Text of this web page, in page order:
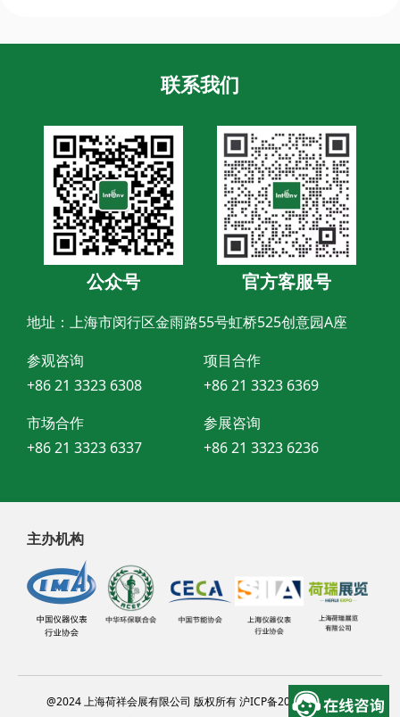
联系我们
公众号 官方客服号
地址：上海市闵行区金雨路55号虹桥525创意园A座
参观咨询
+86 21 3323 6308
项目合作
+86 21 3323 6369
市场合作
+86 21 3323 6337
参展咨询
+86 21 3323 6236
主办机构
@2024 上海荷祥会展有限公司 版权所有 沪ICP备20012314号-13